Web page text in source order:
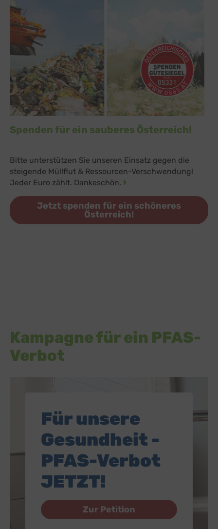
Spenden für ein sauberes Österreich!
Bitte unterstützen Sie unseren Einsatz gegen die
steigende Müllflut & Ressourcen-Verschwendung!
Jeder Euro zählt. Dankeschön.
Jetzt spenden für ein schöneres
Österreich!
Kampagne für ein PFAS-
Verbot
Für unsere
Gesundheit -
PFAS-Verbot
JETZT!
Zur Petition